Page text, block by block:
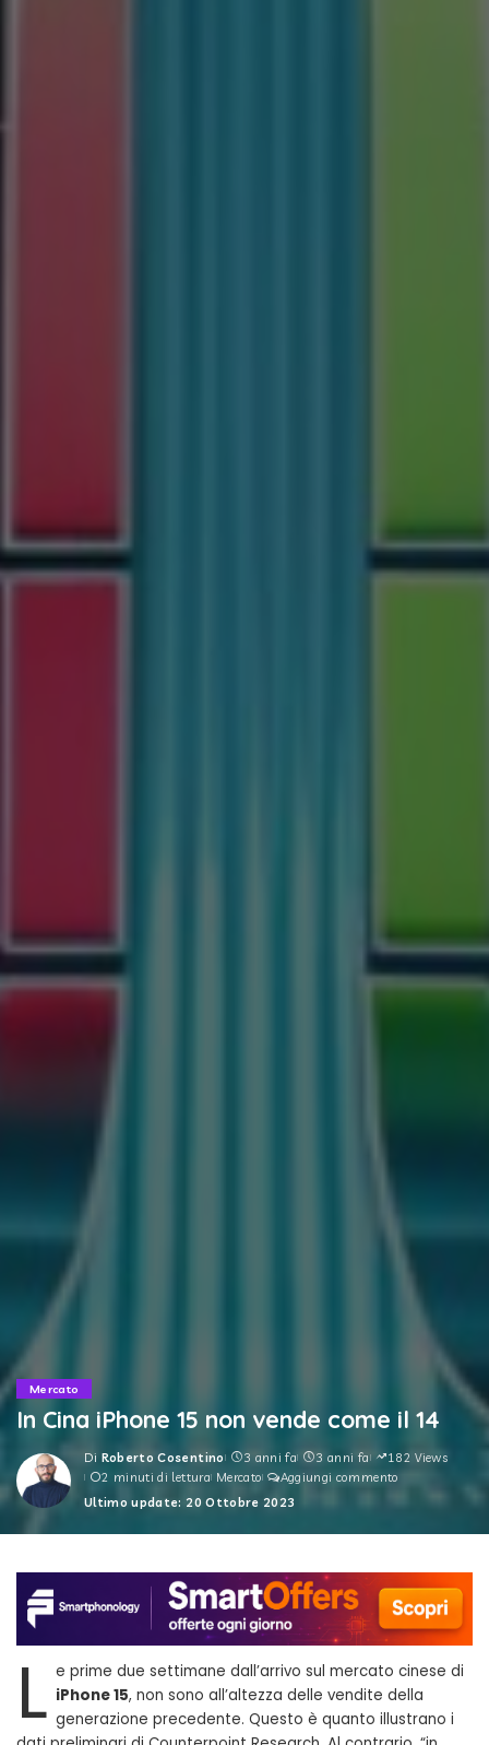
Mercato
In Cina iPhone 15 non vende come il 14
Posted
by
Di Roberto Cosentino 3 anni fa 3 anni fa
182 Views
2 minuti di lettura Mercato
Aggiungi commento
Ultimo update: 20 Ottobre 2023
L e prime due settimane dall’arrivo sul mercato cinese di
iPhone 15, non sono all’altezza delle vendite della
generazione precedente. Questo è quanto illustrano i